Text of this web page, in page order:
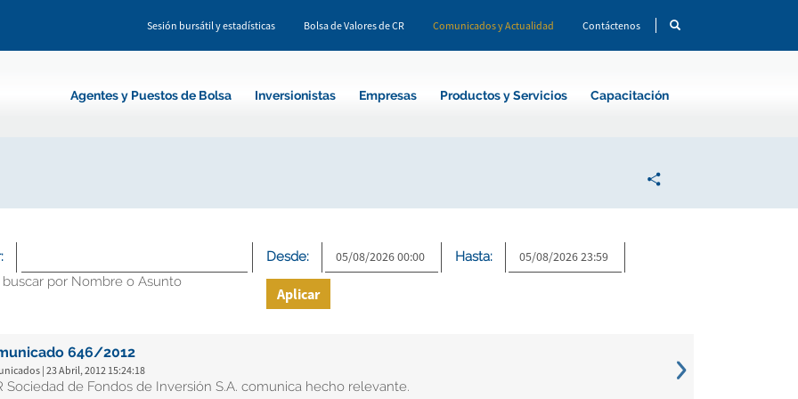
Sesión bursátil y estadísticas Bolsa de Valores de CR Comunicados y Actualidad Contáctenos
Agentes y Puestos de Bolsa Inversionistas Empresas Productos y Servicios Capacitación
buscar por Nombre o Asunto
Desde: Hasta:
Aplicar
646/2012
| 23 Abril, 2012 15:24:18
Sociedad de Fondos de Inversión S.A. comunica hecho relevante.